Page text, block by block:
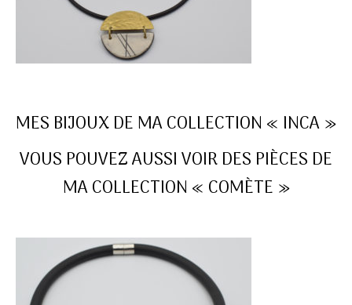
MES BIJOUX DE MA COLLECTION « INCA »
VOUS POUVEZ AUSSI VOIR DES PIÈCES DE
MA COLLECTION « COMÈTE »